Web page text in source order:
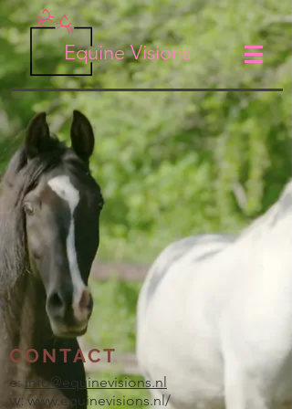
Equine Visions
CONTACT
e: info@equinevisions.nl
w: www.equinevisions.nl/